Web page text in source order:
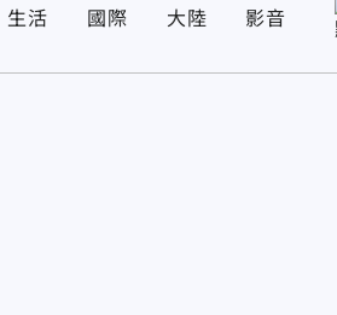
生活 國際 大陸 影音